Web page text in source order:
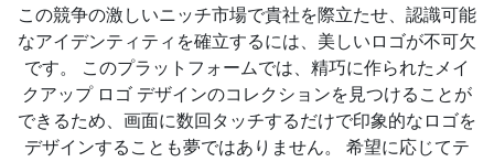
この競争の激しいニッチ市場で貴社を際立たせ、認識可能
なアイデンティティを確立するには、美しいロゴが不可欠
です。 このプラットフォームでは、精巧に作られたメイ
クアップ ロゴ デザインのコレクションを見つけることが
できるため、画面に数回タッチするだけで印象的なロゴを
デザインすることも夢ではありません。 希望に応じてテ